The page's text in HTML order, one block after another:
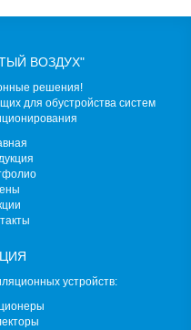
ВОЗДУХ"
решения!
для обустройства систем
устройств: